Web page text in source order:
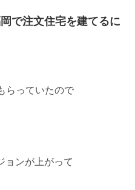
で注文住宅を建てるに
らっていたので
ョンが上がって